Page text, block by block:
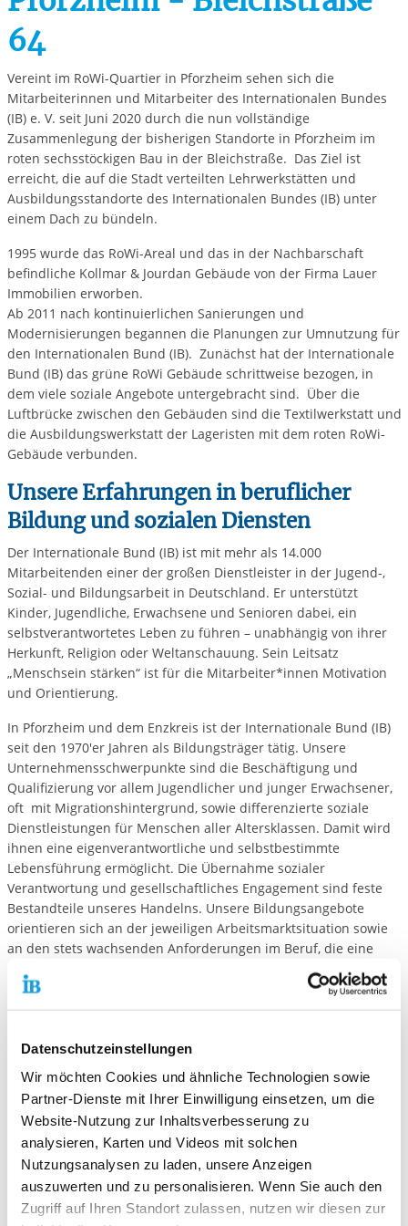
Datenschutzeinstellungen
Wir möchten Cookies und ähnliche Technologien sowie
Partner-Dienste mit Ihrer Einwilligung einsetzen, um die
Website-Nutzung zur Inhaltsverbesserung zu
analysieren, Karten und Videos mit solchen
Nutzungsanalysen zu laden, unsere Anzeigen
auszuwerten und zu personalisieren. Wenn Sie auch den
Zugriff auf Ihren Standort zulassen, nutzen wir diesen zur
64
Vereint im RoWi-Quartier in Pforzheim sehen sich die
Mitarbeiterinnen und Mitarbeiter des Internationalen Bundes
(IB) e. V. seit Juni 2020 durch die nun vollständige
Zusammenlegung der bisherigen Standorte in Pforzheim im
roten sechsstöckigen Bau in der Bleichstraße. Das Ziel ist
erreicht, die auf die Stadt verteilten Lehrwerkstätten und
Ausbildungsstandorte des Internationalen Bundes (IB) unter
einem Dach zu bündeln.
1995 wurde das RoWi-Areal und das in der Nachbarschaft
befindliche Kollmar & Jourdan Gebäude von der Firma Lauer
Immobilien erworben.
Ab 2011 nach kontinuierlichen Sanierungen und
Modernisierungen begannen die Planungen zur Umnutzung für
den Internationalen Bund (IB). Zunächst hat der Internationale
Bund (IB) das grüne RoWi Gebäude schrittweise bezogen, in
dem viele soziale Angebote untergebracht sind. Über die
Luftbrücke zwischen den Gebäuden sind die Textilwerkstatt und
die Ausbildungswerkstatt der Lageristen mit dem roten RoWi-
Gebäude verbunden.
Unsere Erfahrungen in beruflicher
Bildung und sozialen Diensten
Der Internationale Bund (IB) ist mit mehr als 14.000
Mitarbeitenden einer der großen Dienstleister in der Jugend-,
Sozial- und Bildungsarbeit in Deutschland. Er unterstützt
Kinder, Jugendliche, Erwachsene und Senioren dabei, ein
selbstverantwortetes Leben zu führen – unabhängig von ihrer
Herkunft, Religion oder Weltanschauung. Sein Leitsatz
„Menschsein stärken“ ist für die Mitarbeiter*innen Motivation
und Orientierung.
In Pforzheim und dem Enzkreis ist der Internationale Bund (IB)
seit den 1970'er Jahren als Bildungsträger tätig. Unsere
Unternehmensschwerpunkte sind die Beschäftigung und
Qualifizierung vor allem Jugendlicher und junger Erwachsener,
oft mit Migrationshintergrund, sowie differenzierte soziale
Dienstleistungen für Menschen aller Altersklassen. Damit wird
ihnen eine eigenverantwortliche und selbstbestimmte
Lebensführung ermöglicht. Die Übernahme sozialer
Verantwortung und gesellschaftliches Engagement sind feste
Bestandteile unseres Handelns. Unsere Bildungsangebote
orientieren sich an der jeweiligen Arbeitsmarktsituation sowie
an den stets wachsenden Anforderungen im Beruf, die eine
laufende Anpassung der beruflichen Kenntnisse an die
technische und wirtschaftliche Entwicklung erfordern. Der IB
am Standort Pforzheim ist eine moderne und innovative
wir ebenfalls ein Dienstleister für das Handwerk und die
Industrie und anerkannter Ausbildungsbetrieb der IHK und der
Das Leistungsspektrum in der Bleichstraße 64 ist
breit gefächert und umfasst unter anderem:
Berufliche Bildung (Jugendmaßnahmen)
•Ausbildung zum Maßschneider/zur Maßschneiderin